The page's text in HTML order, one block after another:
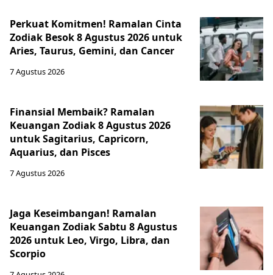
Perkuat Komitmen! Ramalan Cinta
Zodiak Besok 8 Agustus 2026 untuk
Aries, Taurus, Gemini, dan Cancer
7 Agustus 2026
Finansial Membaik? Ramalan
Keuangan Zodiak 8 Agustus 2026
untuk Sagitarius, Capricorn,
Aquarius, dan Pisces
7 Agustus 2026
Jaga Keseimbangan! Ramalan
Keuangan Zodiak Sabtu 8 Agustus
2026 untuk Leo, Virgo, Libra, dan
Scorpio